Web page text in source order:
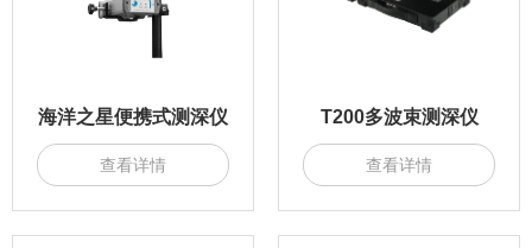
海洋之星便携式测深仪
查看详情
T200多波束测深仪
查看详情